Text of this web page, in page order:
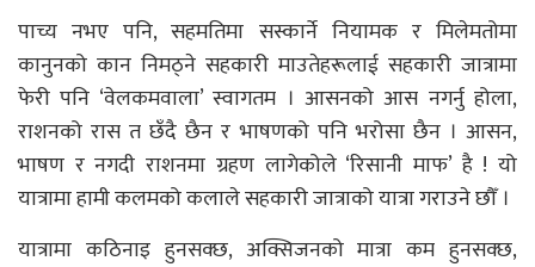
पाच्य नभए पनि, सहमतिमा सस्कार्ने नियामक र मिलेमतोमा
कानुनको कान निमठ्ने सहकारी माउतेहरूलाई सहकारी जात्रामा
फेरी पनि ‘वेलकमवाला’ स्वागतम । आसनको आस नगर्नु होला,
राशनको रास त छँदै छैन र भाषणको पनि भरोसा छैन । आसन,
भाषण र नगदी राशनमा ग्रहण लागेकोले ‘रिसानी माफ’ है ! यो
यात्रामा हामी कलमको कलाले सहकारी जात्राको यात्रा गराउने छौँ ।
यात्रामा कठिनाइ हुनसक्छ, अक्सिजनको मात्रा कम हुनसक्छ,